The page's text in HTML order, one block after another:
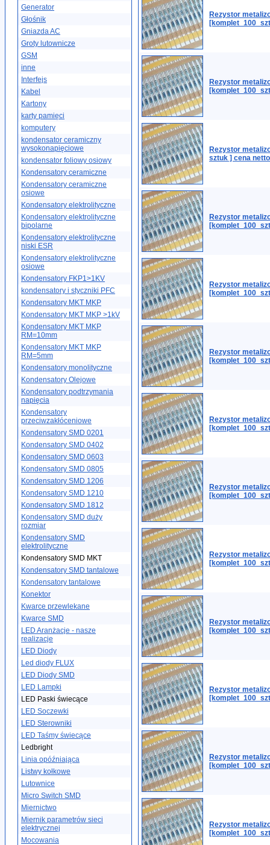
Generator
Głośnik
Gniazda AC
Groty lutownicze
GSM
inne
Interfejs
Kabel
Kartony
karty pamięci
komputery
kondensator ceramiczny
wysokonapięciowe
kondensator foliowy osiowy
Kondensatory ceramiczne
Kondensatory ceramiczne
osiowe
Kondensatory elektrolityczne
Kondensatory elektrolityczne
bipolarne
Kondensatory elektrolityczne
niski ESR
Kondensatory elektrolityczne
osiowe
Kondensatory FKP1>1KV
kondensatory i styczniki PFC
Kondensatory MKT MKP
Kondensatory MKT MKP >1kV
Kondensatory MKT MKP
RM=10mm
Kondensatory MKT MKP
RM=5mm
Kondensatory monolityczne
Kondensatory Olejowe
Kondensatory podtrzymania
napięcia
Kondensatory
przeciwzakłóceniowe
Kondensatory SMD 0201
Kondensatory SMD 0402
Kondensatory SMD 0603
Kondensatory SMD 0805
Kondensatory SMD 1206
Kondensatory SMD 1210
Kondensatory SMD 1812
Kondensatory SMD duży
rozmiar
Kondensatory SMD
elektrolityczne
Kondensatory SMD MKT
Kondensatory SMD tantalowe
Kondensatory tantalowe
Konektor
Kwarce przewlekane
Kwarce SMD
LED Aranżacje - nasze
realizacje
LED Diody
Led diody FLUX
LED Diody SMD
LED Lampki
LED Paski świecące
LED Soczewki
LED Sterowniki
LED Taśmy świecące
Ledbright
Linia opóźniająca
Listwy kołkowe
Lutownice
Micro Switch SMD
Miernictwo
Miernik parametrów sieci
elektrycznej
Mocowania
Rezystor
Rezystor
Rezystor
sztuk ] cena netto
Rezystor
Rezystor
Rezystor
Rezystor
Rezystor
Rezystor
Rezystor
Rezystor
Rezystor
Rezystor